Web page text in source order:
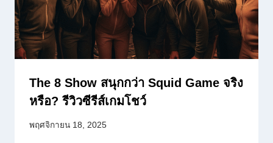
The 8 Show สนุกกว่า Squid Game จริง
หรือ? รีวิวซีรีส์เกมโชว์
พฤศจิกายน 18, 2025